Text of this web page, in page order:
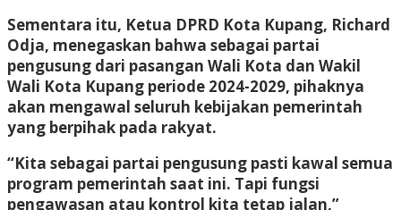
Sementara itu, Ketua DPRD Kota Kupang, Richard
Odja, menegaskan bahwa sebagai partai
pengusung dari pasangan Wali Kota dan Wakil
Wali Kota Kupang periode 2024-2029, pihaknya
akan mengawal seluruh kebijakan pemerintah
yang berpihak pada rakyat.
“Kita sebagai partai pengusung pasti kawal semua
program pemerintah saat ini. Tapi fungsi
pengawasan atau kontrol kita tetap jalan,”